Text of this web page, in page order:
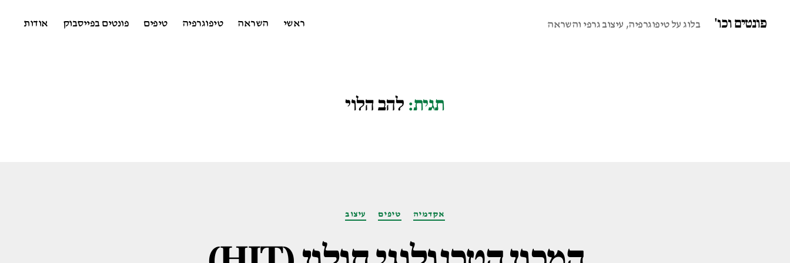
פונטים וכו' בלוג על טיפוגרפיה, עיצוב גרפי והשראה ראשי השראה טיפוגרפיה טיפים פונטים בפייסבוק אודות
תגית: להב הלוי
אקדמיה טיפים עיצוב